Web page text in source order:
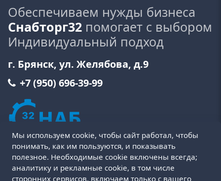
Обеспечиваем нужды бизнеса
Снабторг32 помогает с выбором
Индивидуальный подход
г. Брянск, ул. Желябова, д.9
+7 (950) 696-39-99
Мы используем cookie, чтобы сайт работал, чтобы
понимать, как им пользуются, и показывать
полезное. Необходимые cookie включены всегда;
аналитику и рекламные cookie, в том числе
сторонних сервисов, включаем только с вашего